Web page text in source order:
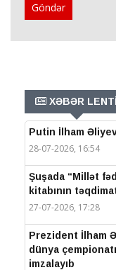
Göndər
XƏBƏR LENTİ
Putin İlham
28-07-2026, 16:54
Şuşada “Millət
kitabının
27-07-2026, 17:28
Prezident İlham
dünya
imzalayıb